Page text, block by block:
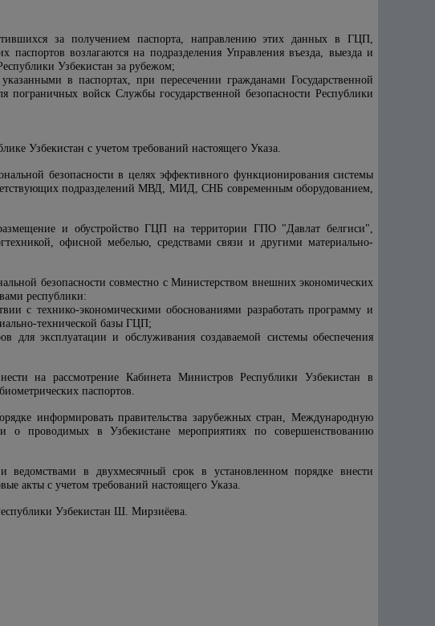
за получением паспорта, направлению этих данных в ГЦП,
возлагаются на подразделения Управления въезда, выезда и
Узбекистан за рубежом;
в паспортах, при пересечении гражданами Государственной
пограничных войск Службы государственной безопасности Республики
Узбекистан с учетом требований настоящего Указа.
безопасности в целях эффективного функционирования системы
подразделений МВД, МИД, СНБ современным оборудованием,
и обустройство ГЦП на территории ГПО "Давлат белгиси",
офисной мебелью, средствами связи и другими материально-
безопасности совместно с Министерством внешних экономических
республики:
с технико-экономическими обоснованиями разработать программу и
технической базы ГЦП;
для эксплуатации и обслуживания создаваемой системы обеспечения
на рассмотрение Кабинета Министров Республики Узбекистан в
паспортов.
информировать правительства зарубежных стран, Международную
о проводимых в Узбекистане мероприятиях по совершенствованию
ведомствами в двухмесячный срок в установленном порядке внести
акты с учетом требований настоящего Указа.
Узбекистан Ш. Мирзиёева.